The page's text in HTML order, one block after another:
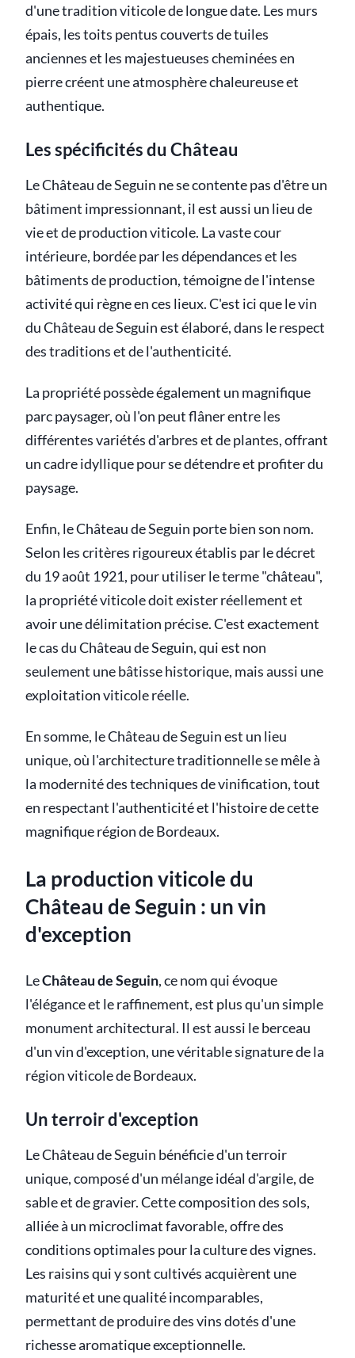
d'une tradition viticole de longue date. Les murs
épais, les toits pentus couverts de tuiles
anciennes et les majestueuses cheminées en
pierre créent une atmosphère chaleureuse et
authentique.
Les spécificités du Château
Le Château de Seguin ne se contente pas d'être un
bâtiment impressionnant, il est aussi un lieu de
vie et de production viticole. La vaste cour
intérieure, bordée par les dépendances et les
bâtiments de production, témoigne de l'intense
activité qui règne en ces lieux. C'est ici que le vin
du Château de Seguin est élaboré, dans le respect
des traditions et de l'authenticité.
La propriété possède également un magnifique
parc paysager, où l'on peut flâner entre les
différentes variétés d'arbres et de plantes, offrant
un cadre idyllique pour se détendre et profiter du
paysage.
Enfin, le Château de Seguin porte bien son nom.
Selon les critères rigoureux établis par le décret
du 19 août 1921, pour utiliser le terme "château",
la propriété viticole doit exister réellement et
avoir une délimitation précise. C'est exactement
le cas du Château de Seguin, qui est non
seulement une bâtisse historique, mais aussi une
exploitation viticole réelle.
En somme, le Château de Seguin est un lieu
unique, où l'architecture traditionnelle se mêle à
la modernité des techniques de vinification, tout
en respectant l'authenticité et l'histoire de cette
magnifique région de Bordeaux.
La production viticole du
Château de Seguin : un vin
d'exception
LeChâteau de Seguin, ce nom qui évoque
l'élégance et le raffinement, est plus qu'un simple
monument architectural. Il est aussi le berceau
d'un vin d'exception, une véritable signature de la
région viticole de Bordeaux.
Un terroir d'exception
Le Château de Seguin bénéficie d'un terroir
unique, composé d'un mélange idéal d'argile, de
sable et de gravier. Cette composition des sols,
alliée à un microclimat favorable, offre des
conditions optimales pour la culture des vignes.
Les raisins qui y sont cultivés acquièrent une
maturité et une qualité incomparables,
permettant de produire des vins dotés d'une
richesse aromatique exceptionnelle.